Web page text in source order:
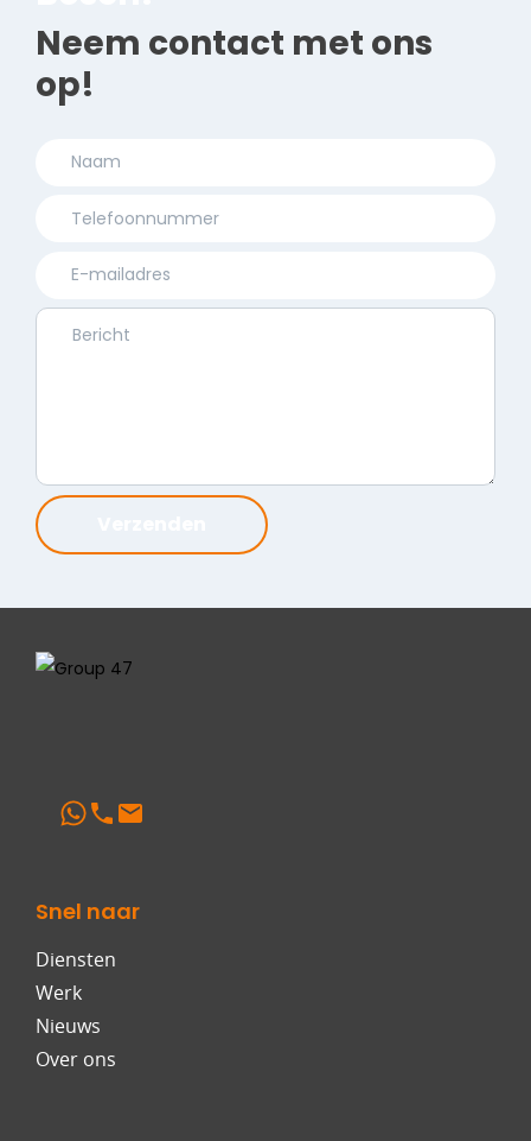
Neem contact met ons
op!
Snel naar
Diensten
Werk
Nieuws
Over ons